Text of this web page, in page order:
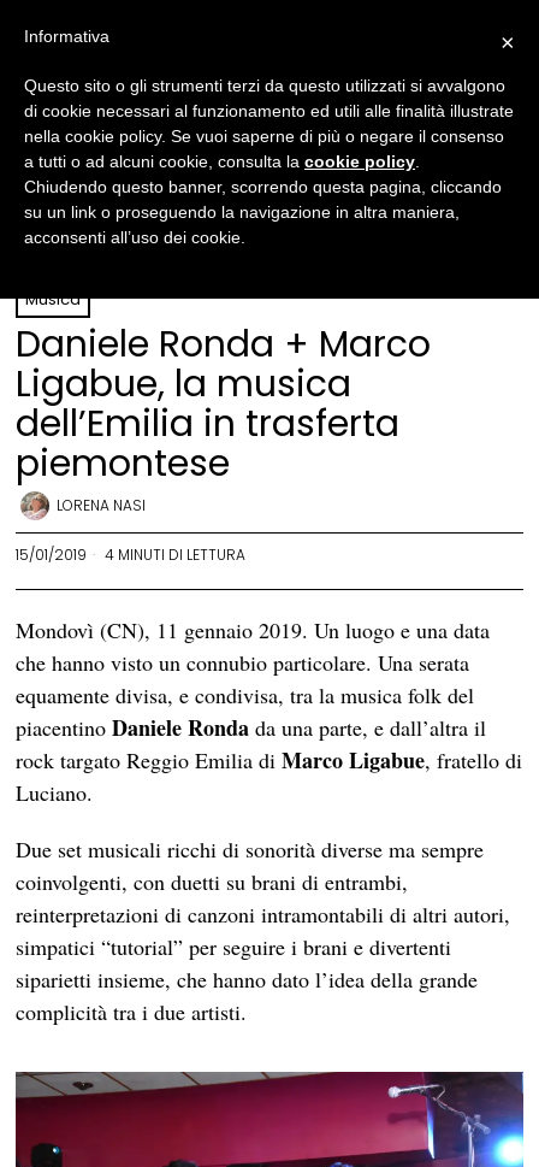
Musica
Daniele Ronda + Marco
Ligabue, la musica
dell’Emilia in trasferta
piemontese
LORENA NASI
15/01/2019 4 MINUTI DI LETTURA
Mondovì (CN), 11 gennaio 2019. Un luogo e una data
che hanno visto un connubio particolare. Una serata
equamente divisa, e condivisa, tra la musica folk del
piacentinoDaniele Rondada una parte, e dall’altra il
rock targato Reggio Emilia diMarco Ligabue, fratello di
Luciano.
Due set musicali ricchi di sonorità diverse ma sempre
coinvolgenti, con duetti su brani di entrambi,
reinterpretazioni di canzoni intramontabili di altri autori,
simpatici “tutorial” per seguire i brani e divertenti
siparietti insieme, che hanno dato l’idea della grande
complicità tra i due artisti.
×
Informativa
Questo sito o gli strumenti terzi da questo utilizzati si avvalgono
di cookie necessari al funzionamento ed utili alle finalità illustrate
nella cookie policy. Se vuoi saperne di più o negare il consenso
a tutti o ad alcuni cookie, consulta la cookie policy
Chiudendo questo banner, scorrendo questa pagina, cliccando
su un link o proseguendo la navigazione in altra maniera,
acconsenti all’uso dei cookie.